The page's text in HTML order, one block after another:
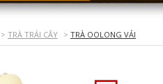
> TRÀ TRÁI CÂY > TRÀ OOLONG VẢI